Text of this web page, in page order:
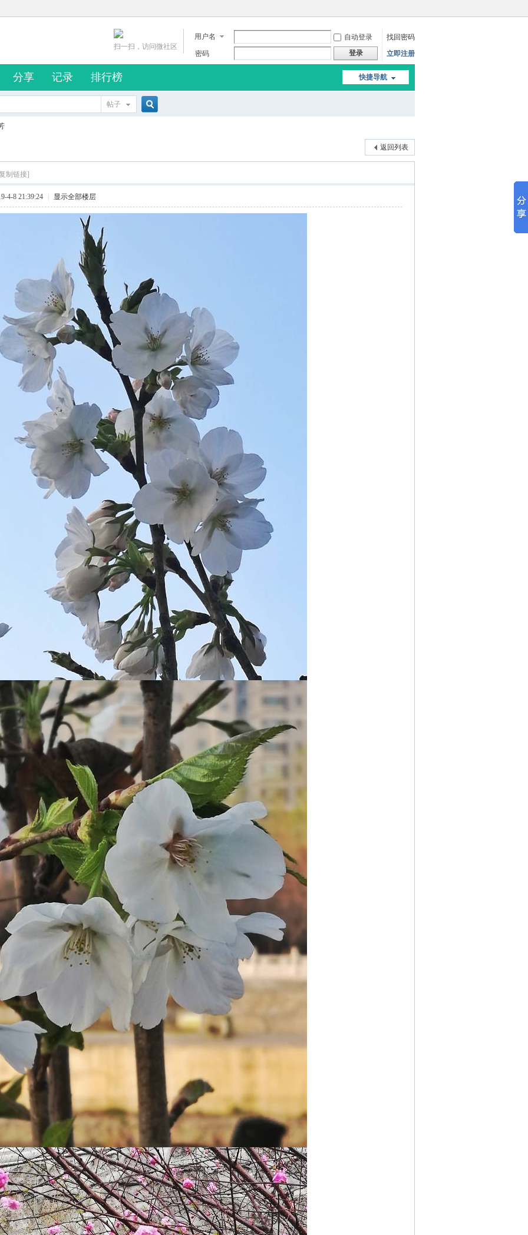
用户名 自动登录
找回密码
密码
登录 立即注册
扫一扫，访问微社区
快捷导航
分享 记录 排行榜
帖子
返回列表
制链接]
4-8 21:39:24 显示全部楼层